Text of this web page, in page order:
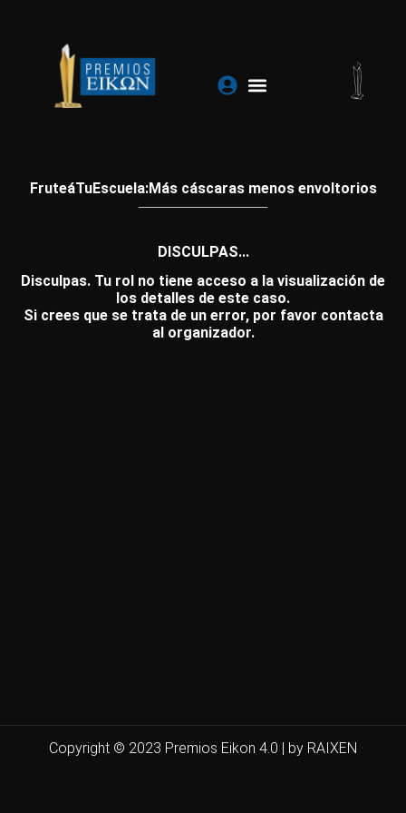
contenido
FruteáTuEscuela:Más cáscaras menos envoltorios
DISCULPAS...
Disculpas. Tu rol no tiene acceso a la visualización de
los detalles de este caso.
Si crees que se trata de un error, por favor contacta
al organizador.
Copyright © 2023 Premios Eikon 4.0 | by RAIXEN